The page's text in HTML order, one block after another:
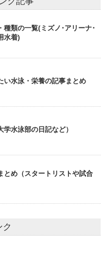
種類の一覧(ミズノ･アリーナ･
水着)
い水泳・栄養の記事まとめ
水泳部の日記など）
とめ（スタートリストや試合
ク